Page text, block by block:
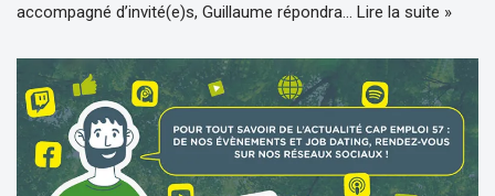
accompagné d’invité(e)s, Guillaume répondra… Lire la suite »